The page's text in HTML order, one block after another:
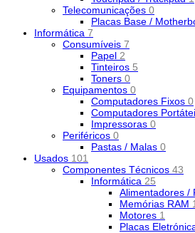
Telecomunicações 0
Placas Base /
Informática 7
Consumíveis 7
Papel 2
Tinteiros 5
Toners 0
Equipamentos 0
Computadores Fixos 0
Computadores
Impressoras 0
Periféricos 0
Pastas / Malas 0
Usados 101
Componentes Técnicos 43
Informática 25
Alimentadores /
Memórias RAM
Motores 1
Placas